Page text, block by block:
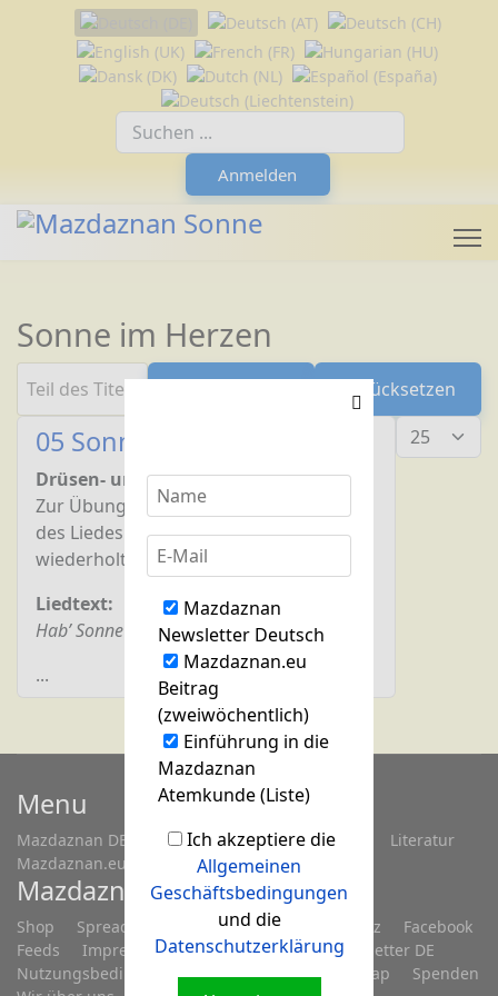
Mazdaznan
Newsletter Deutsch
Mazdaznan.eu
Beitrag
(zweiwöchentlich)
Einführung in die
Mazdaznan
Atemkunde (Liste)
Ich akzeptiere die
Allgemeinen
Geschäftsbedingungen
und die
Datenschutzerklärung
Sprache auswählen
Anmelden
Sonne im Herzen
Teil des Titels eingeben
Zurücksetzen
Anzeige #
05 Sonne im Herzen
Drüsen- und Harmonieübung:
Zur Übung wird oft nur die erste Zeile
des Liedes gesungen und 4 x
wiederholt.
Liedtext:
Hab’ Sonne im Herzen
...
Menu
Mazdaznan DE Fragen... Treffen/Seminare
Literatur
Mazdaznan.eu
Mazdaznan.eu
Shop Spreadshop Anmelden Datenschutz
Facebook
Feeds
Impressum Kontakt Links
Newsletter DE
Nutzungsbedingungen
Registrieren Sitemap
Spenden